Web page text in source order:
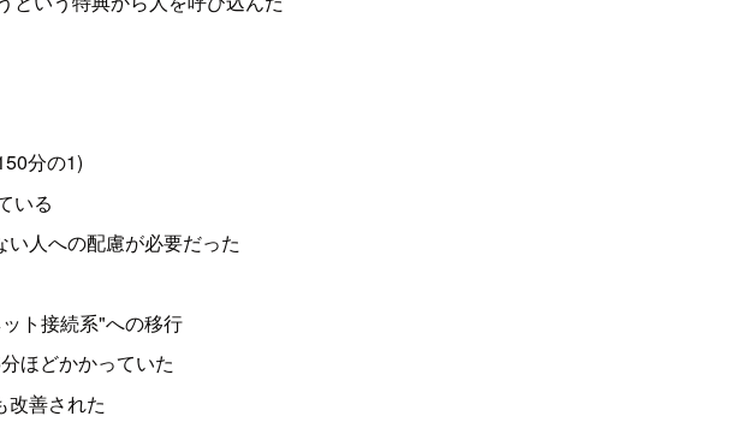
分の1)
いる
人への配慮が必要だった
ト接続系"への移行
ほどかかっていた
改善された